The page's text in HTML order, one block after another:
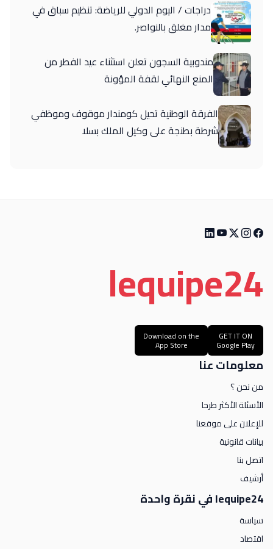
دراجات / اليوم الدولي للرياضة: تنظيم سباق في
مدار مغلق بالنواصر.
مندوبية السجون تعلن استثناء عيد الفطر من
المنع النهائي لقفة المؤونة
الفرقة الوطنية تحيل كومندار موقوف وموظفي
شرطة بطنجة على وكيل الملك بسلا
lequipe24
GET IT ON
Google Play
Download on the
App Store
معلومات عنا
من نحن ؟
الأسئلة الأكثر طرحا
للإعلان على موقعنا
بيانات قانونية
اتصل بنا
أرشيف
lequipe24 في نقرة واحدة
سياسة
اقتصاد